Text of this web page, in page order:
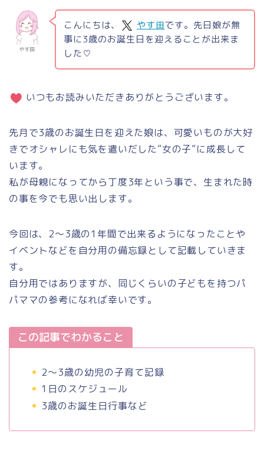
やす田
こんにちは、 やす田です。先日娘が無
事に3歳のお誕生日を迎えることが出来ま
した♡
いつもお読みいただきありがとうございます。
先月で3歳のお誕生日を迎えた娘は、可愛いものが大好
きでオシャレにも気を遣いだした”女の子”に成長して
います。
私が母親になってから丁度3年という事で、生まれた時
の事を今でも思い出します。
今回は、2～3歳の1年間で出来るようになったことや
イベントなどを自分用の備忘録として記載していきま
す。
自分用ではありますが、同じくらいの子どもを持つパ
パママの参考になれば幸いです。
この記事でわかること
2～3歳の幼児の子育て記録
1日のスケジュール
3歳のお誕生日行事など